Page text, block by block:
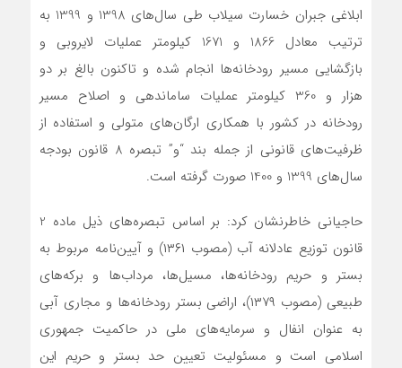
ابلاغی جبران خسارت سیلاب طی سال‌های 1398 و 1399 به
ترتیب معادل 1866 و 1671 کیلومتر عملیات لایروبی و
بازگشایی مسیر رودخانه‌ها انجام شده و تاکنون بالغ بر دو
هزار و 360 کیلومتر عملیات ساماندهی و اصلاح مسیر
رودخانه در کشور با همکاری ارگان‌های متولی و استفاده از
ظرفیت‌های قانونی از جمله بند “و” تبصره 8 قانون بودجه
سال‌های 1399 و 1400 صورت گرفته است.
حاجیانی خاطرنشان کرد: بر اساس تبصره‌های ذیل ماده 2
قانون توزیع عادلانه آب (مصوب ۱۳۶۱) و آیین‌نامه مربوط به
بستر و حریم رودخانه‌ها، مسیل‌ها، مرداب‌ها و برکه‌های
طبیعی (مصوب ۱۳۷۹)، اراضی بستر رودخانه‌ها و مجاری آبی
به عنوان انفال و سرمایه‌های ملی در حاکمیت جمهوری
اسلامی است و مسئولیت تعیین حد بستر و حریم این